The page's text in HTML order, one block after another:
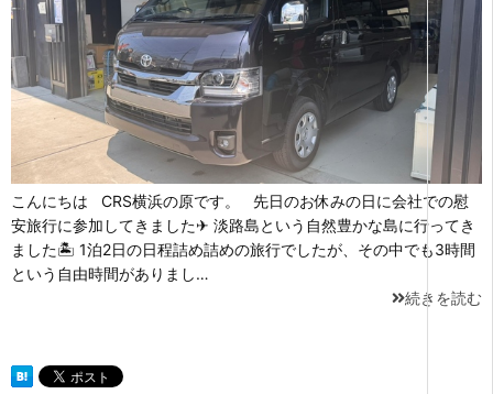
こんにちは CRS横浜の原です。 先日のお休みの日に会社での慰
安旅行に参加してきました✈ 淡路島という自然豊かな島に行ってき
ました🏝 1泊2日の日程詰め詰めの旅行でしたが、その中でも3時間
という自由時間がありまし…
続きを読む